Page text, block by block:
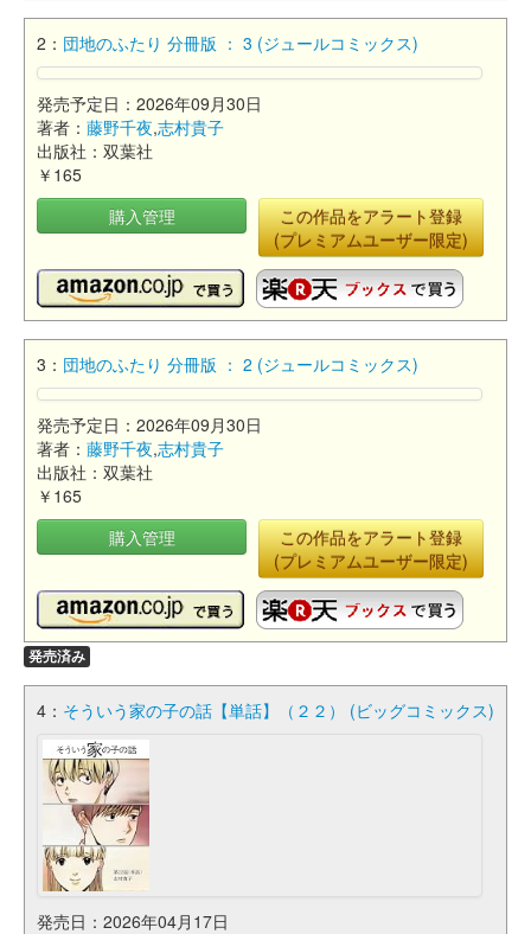
2： 団地のふたり 分冊版 ： 3 (ジュールコミックス)
発売予定日：2026年09月30日
著者： 藤野千夜,志村貴子
出版社：双葉社
￥165
購入管理
この作品をアラート登録
(プレミアムユーザー限定)
3： 団地のふたり 分冊版 ： 2 (ジュールコミックス)
発売予定日：2026年09月30日
著者： 藤野千夜,志村貴子
出版社：双葉社
￥165
購入管理
この作品をアラート登録
(プレミアムユーザー限定)
発売済み
4： そういう家の子の話【単話】（２２） (ビッグコミックス)
発売日：2026年04月17日